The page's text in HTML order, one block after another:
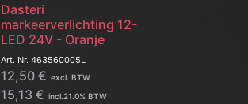
Dasteri
markeerverlichting 12-
LED 24V - Oranje
Art. Nr. 463560005L
12,50 € excl. BTW
15,13 € incl.21.0% BTW